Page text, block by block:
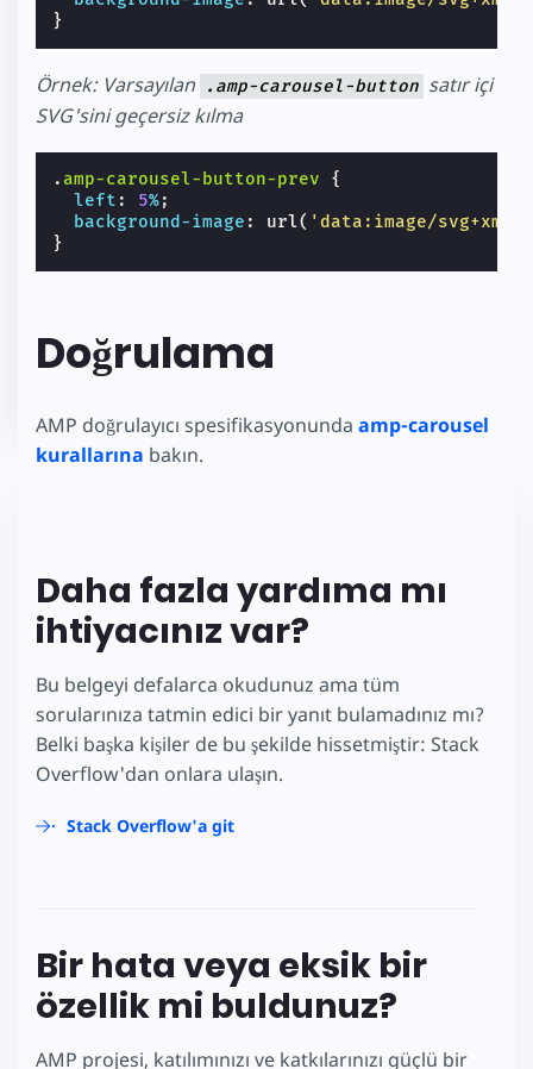
}
Örnek: Varsayılan .amp-carousel-button satır içi
SVG'sini geçersiz kılma
.amp-carousel-button-prev
{
left : 5%;
background-image : url( 'data:image/
}
Doğrulama
AMP doğrulayıcı spesifikasyonunda amp-carousel
kurallarına bakın.
Daha fazla yardıma mı
ihtiyacınız var?
Bu belgeyi defalarca okudunuz ama tüm
sorularınıza tatmin edici bir yanıt bulamadınız mı?
Belki başka kişiler de bu şekilde hissetmiştir: Stack
Overflow'dan onlara ulaşın.
Stack Overflow'a git
Bir hata veya eksik bir
özellik mi buldunuz?
AMP projesi, katılımınızı ve katkılarınızı güçlü bir